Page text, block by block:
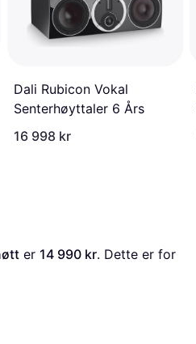
Dali Rubicon Vokal
Senterhøyttaler 6 Års
16 998 kr
er 14 990 kr. Dette er for